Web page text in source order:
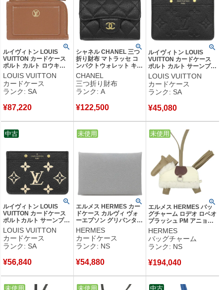
ルイヴィトン LOUIS
VUITTON カードケース
ポルト カルト ロウキー
カーフ コニャック ヴィ
ンテージ金具 茶 コイン
ケース フラグメントケー
ス M14551 RFID 【中
LOUIS VUITTON
カードケース
ランク: SA
¥87,220
シャネル CHANEL 三つ
折り財布 マトラッセ コ
ンパクトウォレット キャ
ビアスキン ブラック ゴ
ールド金具 ココマーク
AP0230 ランダムシリア
ル 【中古】中古美品
CHANEL
三つ折り財布
ランク: A
¥122,500
ルイヴィトン LOUIS
VUITTON カードケース
ポルト カルト サーンプル
モノグラムアンプラント
モノグラムアンプラント
ゴールド金具 名刺入れ
M69171 RFID 【保存
LOUIS VUITTON
カードケース
ランク: SA
¥45,080
ルイヴィトン LOUIS
VUITTON カードケース
ポルトカルト サーンプル
モノグラムアンプラント
ブラック×ベージュ 名刺
入れ M81022 RFID 【保
存袋】 【中古】新品同様
LOUIS VUITTON
カードケース
ランク: SA
¥56,840
中古
エルメス HERMES カー
ドケース カルヴィ ヴォ
ーエプソン グリパンタン
新品 未使用 二つ折り
2024年製 W 【箱】 【中
古】未使用保管品
HERMES
カードケース
ランク: NS
¥54,880
中古
未使用
エルメス HERMES バッ
グチャーム ロデオ ロベオ
プラッシュ PM アニョー
ミロ ヴォースイフト メリ
ノウール ベージュマルフ
ァ×クレ×テール 新品 未
使用 2026年製 G 【箱】
HERMES
バッグチャーム
ランク: NS
¥194,040
中古
未使用
中古
未使用 中古
未使用 中古